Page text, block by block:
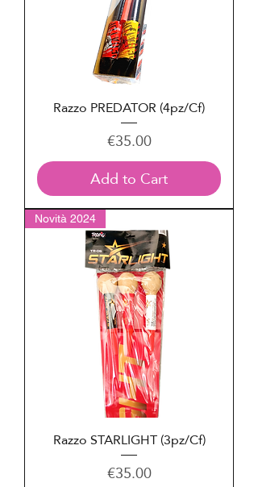
Razzo PREDATOR (4pz/Cf)
Price
€35.00
Add to Cart
Novità 2024
Razzo STARLIGHT (3pz/Cf)
Price
€35.00